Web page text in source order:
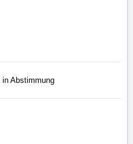
in Abstimmung